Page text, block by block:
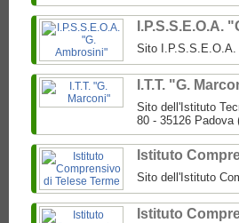
I.P.S.S.E.O.A.
Sito I.P.S.S.E.O.A.
I.T.T. "G.
Sito dell'Istituto
80 - 35126 Padova
Istituto
Sito dell'Istituto
Istituto